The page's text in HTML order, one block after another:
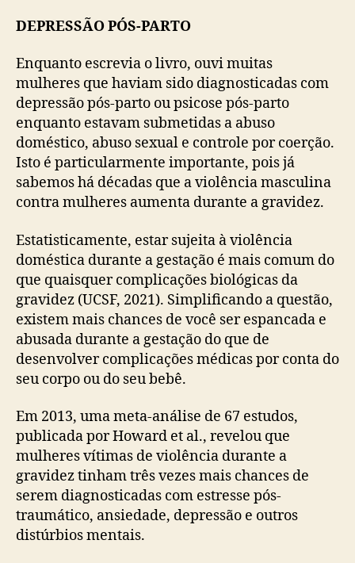
DEPRESSÃO PÓS-PARTO
Enquanto escrevia o livro, ouvi muitas
mulheres que haviam sido diagnosticadas com
depressão pós-parto ou psicose pós-parto
enquanto estavam submetidas a abuso
doméstico, abuso sexual e controle por coerção.
Isto é particularmente importante, pois já
sabemos há décadas que a violência masculina
contra mulheres aumenta durante a gravidez.
Estatisticamente, estar sujeita à violência
doméstica durante a gestação é mais comum do
que quaisquer complicações biológicas da
gravidez (UCSF, 2021). Simplificando a questão,
existem mais chances de você ser espancada e
abusada durante a gestação do que de
desenvolver complicações médicas por conta do
seu corpo ou do seu bebê.
Em 2013, uma meta-análise de 67 estudos,
publicada por Howard et al., revelou que
mulheres vítimas de violência durante a
gravidez tinham três vezes mais chances de
serem diagnosticadas com estresse pós-
traumático, ansiedade, depressão e outros
distúrbios mentais.